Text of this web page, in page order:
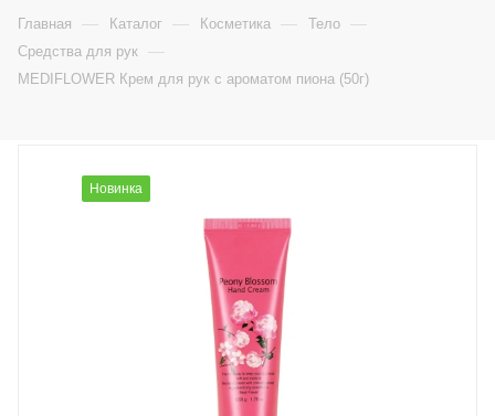
Главная — Каталог — Косметика — Тело —
Средства для рук —
MEDIFLOWER Крем для рук с ароматом пиона (50г)
Новинка